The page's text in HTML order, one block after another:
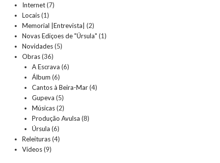
Internet(7)
Locais(1)
Memorial |Entrevista| (2)
Novas Ediçoes de "Úrsula" (1)
Novidades(5)
Obras(36)
A Escrava (6)
Álbum (6)
Cantos à Beira-Mar(4)
Gupeva (5)
Músicas(2)
Produção Avulsa (8)
Úrsula (6)
Releituras(4)
Vídeos(9)